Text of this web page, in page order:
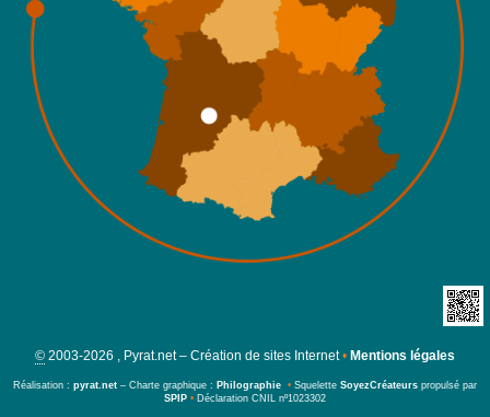
© 2003-2026 , Pyrat.net – Création de sites Internet • Mentions légales
Réalisation : pyrat.net – Charte graphique : Philographie • Squelette SoyezCréateurs propulsé par
SPIP • Déclaration CNIL nº1023302